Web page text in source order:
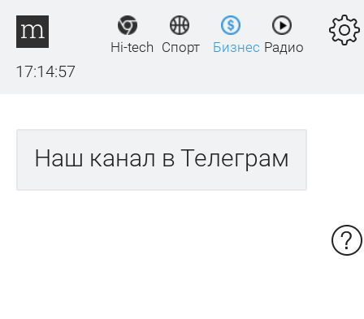
17:14:57
Hi-tech Спорт Бизнес Радио
Наш канал в Телеграм